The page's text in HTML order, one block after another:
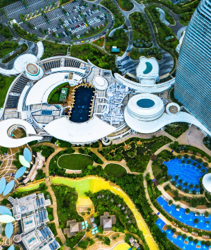
界
失落的空间水族馆